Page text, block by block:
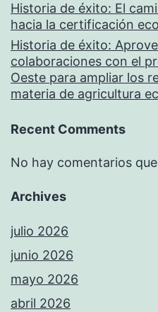
Historia de éxito: El
hacia la certificación
Historia de éxito:
colaboraciones con el
Oeste para ampliar los
materia de agricultura
Recent Comments
No hay comentarios
Archives
julio 2026
junio 2026
mayo 2026
abril 2026